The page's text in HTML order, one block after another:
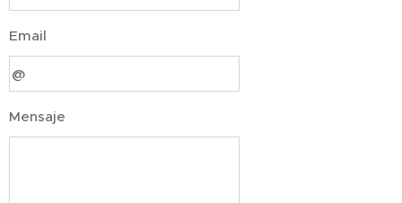
Email
Mensaje